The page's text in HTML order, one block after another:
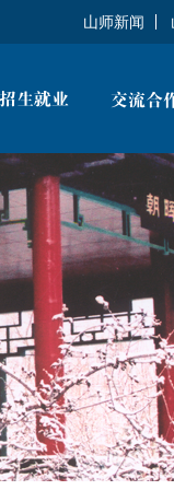
山师新闻